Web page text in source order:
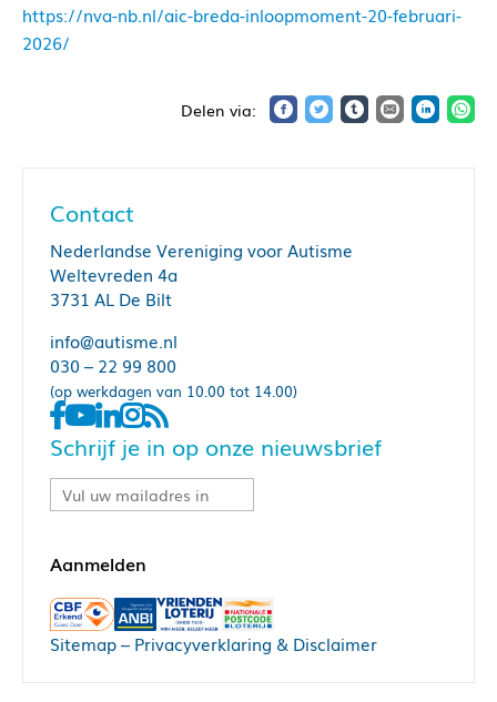
https://nva-nb.nl/aic-breda-inloopmoment-20-februari-
2026/
Contact
Nederlandse Vereniging voor Autisme
Weltevreden 4a
3731 AL De Bilt
info@autisme.nl
030 – 22 99 800
(op werkdagen van 10.00 tot 14.00)
Schrijf je in op onze nieuwsbrief
Sitemap– Privacyverklaring & Disclaimer